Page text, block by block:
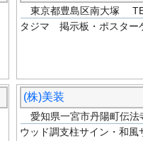
東京都豊島区南大塚
タジマ 掲示板・ポスター
(株)美装
愛知県一宮市丹陽町伝
ウッド調支柱サイン・和風